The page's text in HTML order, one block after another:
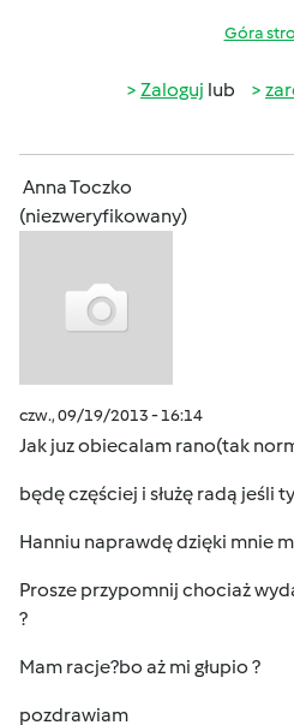
Góra
Zaloguj lub
Anna Toczko
(niezweryfikowany)
czw., 09/19/2013 - 16:14
Jak juz obiecalam rano(tak
będę częściej i służę radą jeśli
Hanniu naprawdę dzięki mnie
Prosze przypomnij chociaż
?
Mam racje?bo aż mi głupio ?
pozdrawiam